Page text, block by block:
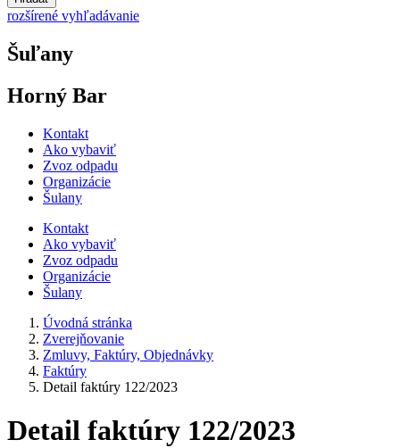
rozšírené vyhľadávanie
Šuľany
Horný Bar
Kontakt
Ako vybaviť
Zvoz odpadu
Organizácie
Šulany
Kontakt
Ako vybaviť
Zvoz odpadu
Organizácie
Šulany
Úvodná stránka
Zverejňovanie
Zmluvy, Faktúry, Objednávky
Faktúry
Detail faktúry 122/2023
Detail faktúry 122/2023